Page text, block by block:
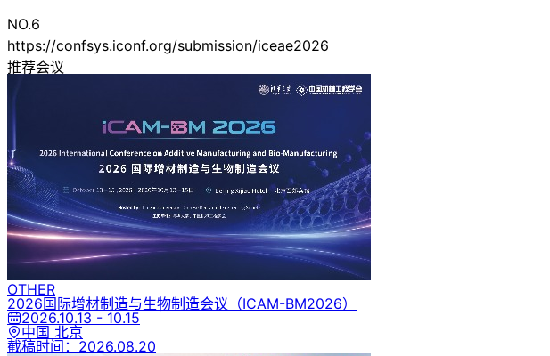
NO.6
https://confsys.iconf.org/submission/iceae2026
推荐会议
OTHER
2026国际增材制造与生物制造会议 （ICAM-BM2026）
2026.10.13 - 10.15
中国 北京
截稿时间： 2026.08.20